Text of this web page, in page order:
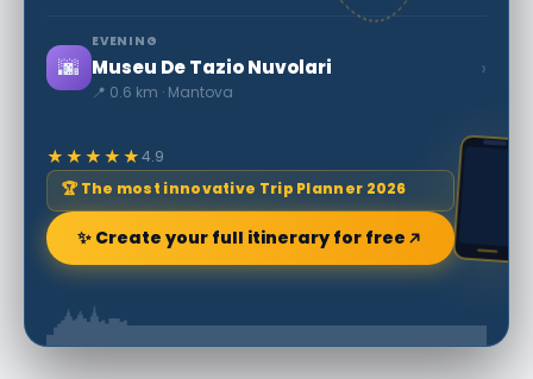
🌆
EVENING
Museu De Tazio Nuvolari
📍 0.6 km · Mantova
›
★★★★★4.9
🏆 The most innovative Trip Planner 2026
✨ Create your full itinerary for free